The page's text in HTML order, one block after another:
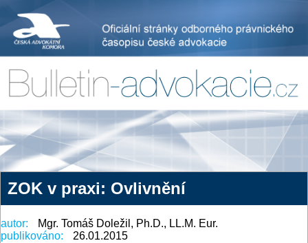
ZOK v praxi: Ovlivnění
autor:
Mgr. Tomáš Doležil, Ph.D., LL.M. Eur.
publikováno:
26.01.2015